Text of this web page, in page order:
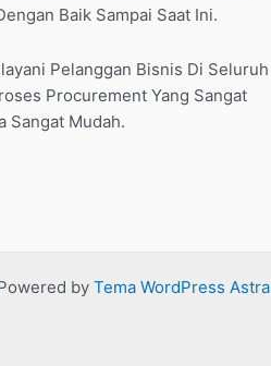
Baik Sampai Saat Ini.
Pelanggan Bisnis Di Seluruh
Procurement Yang Sangat
Sangat Mudah.
by Tema WordPress Astra